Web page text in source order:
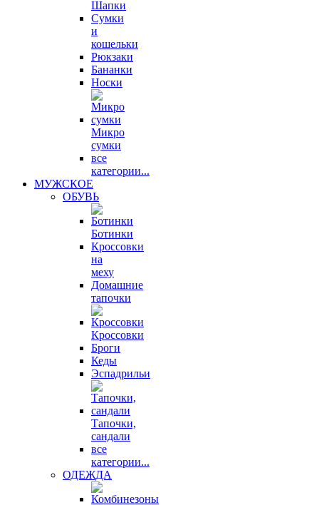
Шапки
Сумки
и
кошельки
Рюкзаки
Бананки
Носки
Микро
сумки
все
категории...
МУЖСКОЕ
ОБУВЬ
Ботинки
Кроссовки
на
меху
Домашние
тапочки
Кроссовки
Броги
Кеды
Эспадрильи
Тапочки,
сандали
все
категории...
ОДЕЖДА